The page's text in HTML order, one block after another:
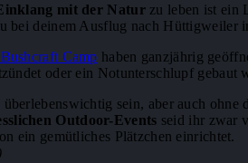
mit der Natur zu leben ist ein
bei deinem Ausflug nach Hüttigweiler
Camp haben ganzjährig
oder ein Notunterschlupf gebaut
sein, aber auch
Outdoor-Events seid ihr zwar
ein gemütliches Plätzchen einrichtet.